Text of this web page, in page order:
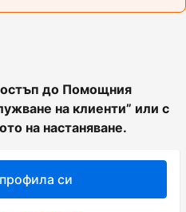
до Помощния
на клиенти” или с
на настаняване.
си